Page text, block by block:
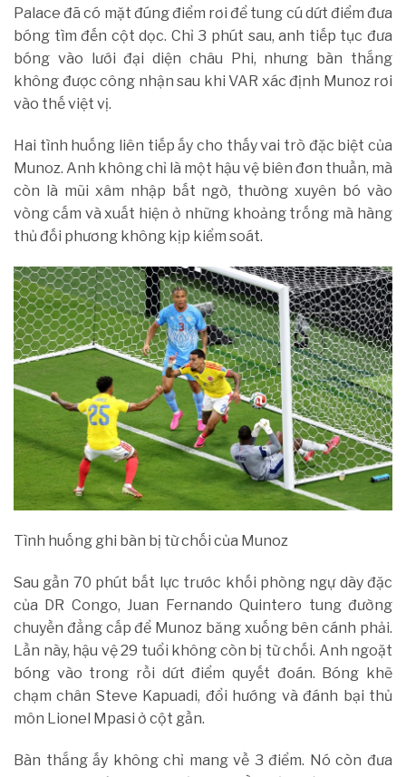
Palace đã có mặt đúng điểm rơi để tung cú dứt điểm đưa
bóng tìm đến cột dọc. Chỉ 3 phút sau, anh tiếp tục đưa
bóng vào lưới đại diện châu Phi, nhưng bàn thắng
không được công nhận sau khi VAR xác định Munoz rơi
vào thế việt vị.
Hai tình huống liên tiếp ấy cho thấy vai trò đặc biệt của
Munoz. Anh không chỉ là một hậu vệ biên đơn thuần, mà
còn là mũi xâm nhập bất ngờ, thường xuyên bó vào
vòng cấm và xuất hiện ở những khoảng trống mà hàng
thủ đối phương không kịp kiểm soát.
Tình huống ghi bàn bị từ chối của Munoz
Sau gần 70 phút bất lực trước khối phòng ngự dày đặc
của DR Congo, Juan Fernando Quintero tung đường
chuyền đẳng cấp để Munoz băng xuống bên cánh phải.
Lần này, hậu vệ 29 tuổi không còn bị từ chối. Anh ngoặt
bóng vào trong rồi dứt điểm quyết đoán. Bóng khẽ
chạm chân Steve Kapuadi, đổi hướng và đánh bại thủ
môn Lionel Mpasi ở cột gần.
Bàn thắng ấy không chỉ mang về 3 điểm. Nó còn đưa